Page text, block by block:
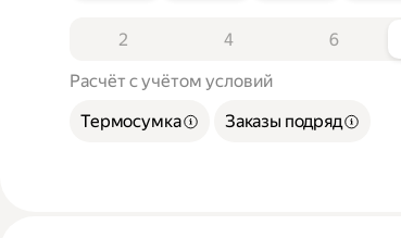
2 4 6
Расчёт с учётом условий
Термосумка
Заказы подряд